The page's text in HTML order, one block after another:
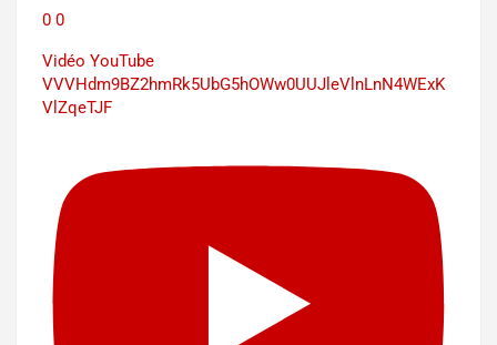
0 0
Vidéo YouTube
VVVHdm9BZ2hmRk5UbG5hOWw0UUJleVlnLnN4WExK
VlZqeTJF